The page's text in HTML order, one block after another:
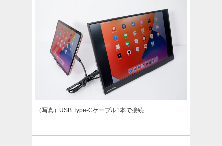
（写真）USB Type-Cケーブル1本で接続